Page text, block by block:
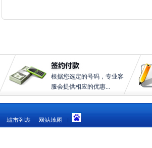
根据您选定的号码，专业客
服会提供相应的优惠...
城市列表 网站地图